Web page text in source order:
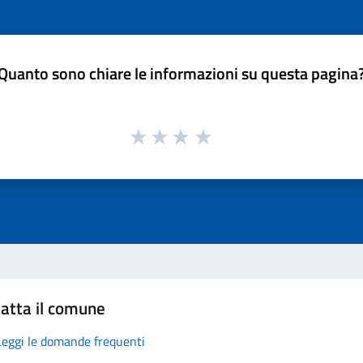
sono chiare le informazioni su questa
il comune
le domande frequenti